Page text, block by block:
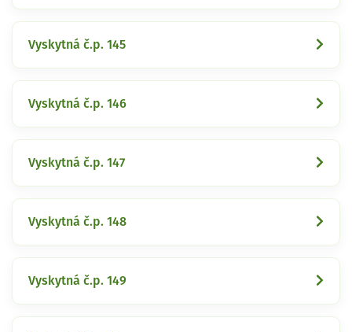
Vyskytná č.p. 145
Vyskytná č.p. 146
Vyskytná č.p. 147
Vyskytná č.p. 148
Vyskytná č.p. 149